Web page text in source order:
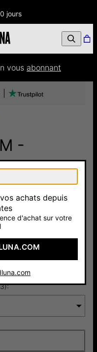
jours
vous abonnant
-
achats depuis
d'achat sur votre